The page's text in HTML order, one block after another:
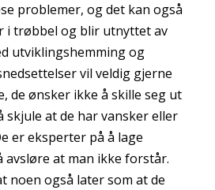
problemer, og det kan også
i trøbbel og blir utnyttet av
utviklingshemming og
vil veldig gjerne
de ønsker ikke å skille seg ut
skjule at de har vansker eller
er eksperter på å lage
at man ikke forstår.
noen også later som at de